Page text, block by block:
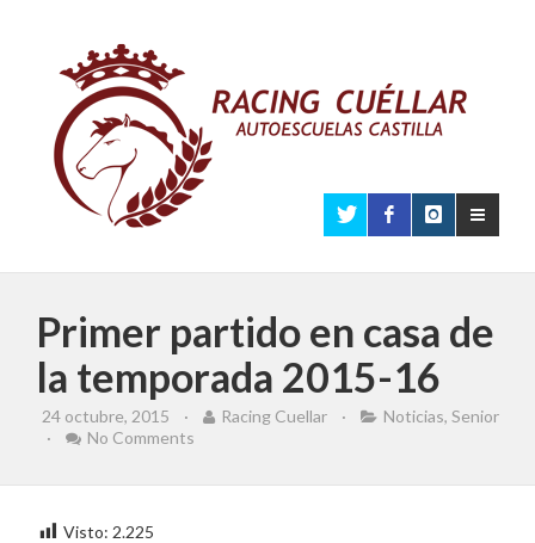
Primer partido en casa de
la temporada 2015-16
24 octubre, 2015 · Racing Cuellar · Noticias, Senior
·
No Comments
Visto: 2.225